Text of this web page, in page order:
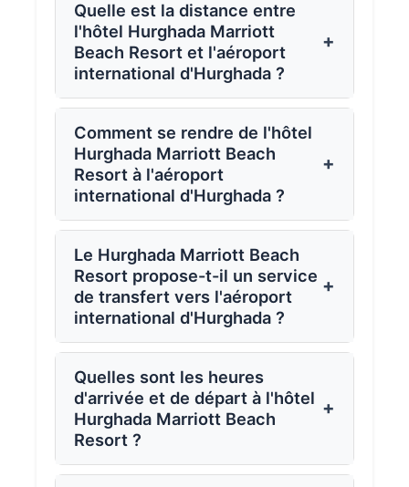
Quelle est la distance entre
l'hôtel Hurghada Marriott
Beach Resort et l'aéroport
international d'Hurghada ?
+
Comment se rendre de l'hôtel
Hurghada Marriott Beach
Resort à l'aéroport
international d'Hurghada ?
+
Le Hurghada Marriott Beach
Resort propose-t-il un service
de transfert vers l'aéroport
international d'Hurghada ?
+
Quelles sont les heures
d'arrivée et de départ à l'hôtel
Hurghada Marriott Beach
Resort ?
+